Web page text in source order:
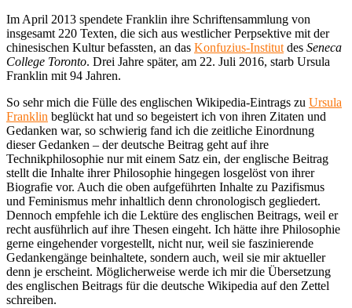
Im April 2013 spendete Franklin ihre Schriftensammlung von
insgesamt 220 Texten, die sich aus westlicher Perpsektive mit der
chinesischen Kultur befassten, an das Konfuzius-Institut des Seneca
College Toronto. Drei Jahre später, am 22. Juli 2016, starb Ursula
Franklin mit 94 Jahren.
So sehr mich die Fülle des englischen Wikipedia-Eintrags zu Ursula
Franklin beglückt hat und so begeistert ich von ihren Zitaten und
Gedanken war, so schwierig fand ich die zeitliche Einordnung
dieser Gedanken – der deutsche Beitrag geht auf ihre
Technikphilosophie nur mit einem Satz ein, der englische Beitrag
stellt die Inhalte ihrer Philosophie hingegen losgelöst von ihrer
Biografie vor. Auch die oben aufgeführten Inhalte zu Pazifismus
und Feminismus mehr inhaltlich denn chronologisch gegliedert.
Dennoch empfehle ich die Lektüre des englischen Beitrags, weil er
recht ausführlich auf ihre Thesen eingeht. Ich hätte ihre Philosophie
gerne eingehender vorgestellt, nicht nur, weil sie faszinierende
Gedankengänge beinhaltete, sondern auch, weil sie mir aktueller
denn je erscheint. Möglicherweise werde ich mir die Übersetzung
des englischen Beitrags für die deutsche Wikipedia auf den Zettel
schreiben.